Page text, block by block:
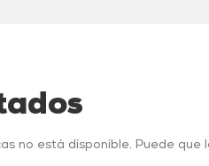
no está disponible. Puede que